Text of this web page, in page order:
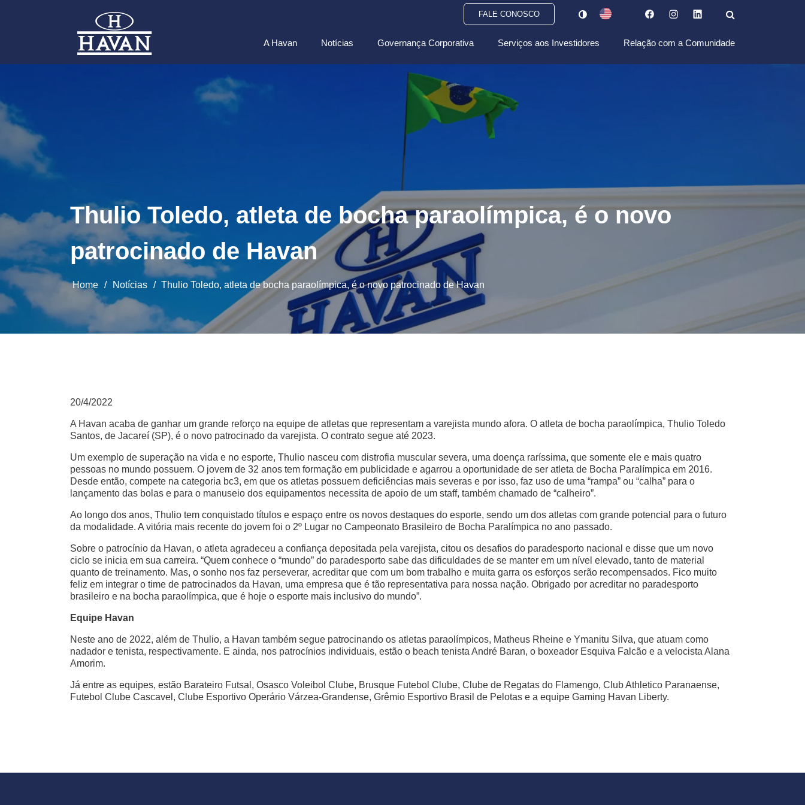
FALE CONOSCO
A Havan Notícias Governança Corporativa Serviços aos Investidores Relação com a Comunidade
Thulio Toledo, atleta de bocha paraolímpica, é o novo
patrocinado de Havan
Home / Notícias / Thulio Toledo, atleta de bocha paraolímpica, é o novo patrocinado de Havan
20/4/2022
A Havan acaba de ganhar um grande reforço na equipe de atletas que representam a varejista mundo afora. O atleta de bocha paraolímpica, Thulio Toledo
Santos, de Jacareí (SP), é o novo patrocinado da varejista. O contrato segue até 2023.
Um exemplo de superação na vida e no esporte, Thulio nasceu com distrofia muscular severa, uma doença raríssima, que somente ele e mais quatro
pessoas no mundo possuem. O jovem de 32 anos tem formação em publicidade e agarrou a oportunidade de ser atleta de Bocha Paralímpica em 2016.
Desde então, compete na categoria bc3, em que os atletas possuem deficiências mais severas e por isso, faz uso de uma “rampa” ou “calha” para o
lançamento das bolas e para o manuseio dos equipamentos necessita de apoio de um staff, também chamado de “calheiro”.
Ao longo dos anos, Thulio tem conquistado títulos e espaço entre os novos destaques do esporte, sendo um dos atletas com grande potencial para o futuro
da modalidade. A vitória mais recente do jovem foi o 2º Lugar no Campeonato Brasileiro de Bocha Paralímpica no ano passado.
Sobre o patrocínio da Havan, o atleta agradeceu a confiança depositada pela varejista, citou os desafios do paradesporto nacional e disse que um novo
ciclo se inicia em sua carreira. “Quem conhece o “mundo” do paradesporto sabe das dificuldades de se manter em um nível elevado, tanto de material
quanto de treinamento. Mas, o sonho nos faz perseverar, acreditar que com um bom trabalho e muita garra os esforços serão recompensados. Fico muito
feliz em integrar o time de patrocinados da Havan, uma empresa que é tão representativa para nossa nação. Obrigado por acreditar no paradesporto
brasileiro e na bocha paraolímpica, que é hoje o esporte mais inclusivo do mundo”.
Equipe Havan
Neste ano de 2022, além de Thulio, a Havan também segue patrocinando os atletas paraolímpicos, Matheus Rheine e Ymanitu Silva, que atuam como
nadador e tenista, respectivamente. E ainda, nos patrocínios individuais, estão o beach tenista André Baran, o boxeador Esquiva Falcão e a velocista Alana
Amorim.
Já entre as equipes, estão Barateiro Futsal, Osasco Voleibol Clube, Brusque Futebol Clube, Clube de Regatas do Flamengo, Club Athletico Paranaense,
Futebol Clube Cascavel, Clube Esportivo Operário Várzea-Grandense, Grêmio Esportivo Brasil de Pelotas e a equipe Gaming Havan Liberty.